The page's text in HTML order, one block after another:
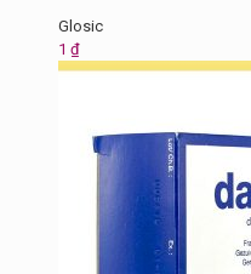
Glosic
1 ₫